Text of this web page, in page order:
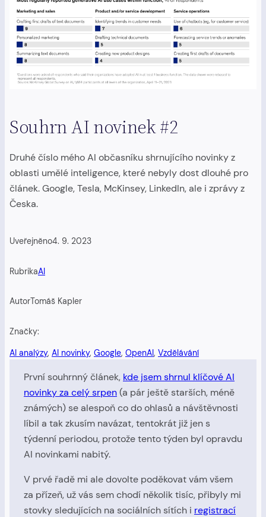
Souhrn AI novinek #2
Druhé číslo mého AI občasníku shrnujícího novinky z
oblasti umělé inteligence, které nebyly dost dlouhé pro
článek. Google, Tesla, McKinsey, LinkedIn, ale i zprávy z
Česka.
Uveřejněno4. 9. 2023
RubrikaAI
AutorTomáš Kapler
Značky:
AI analýzy, AI novinky, Google, OpenAI, Vzdělávání
První souhrnný článek, kde jsem shrnul klíčové AI
novinky za celý srpen(a pár ještě starších, méně
známých) se alespoň co do ohlasů a návštěvnosti
líbil a tak zkusím navázat, tentokrát již jen s
týdenní periodou, protože tento týden byl opravdu
AI novinkami nabitý.
V prvé řadě mi ale dovolte poděkovat vám všem
za přízeň, už vás sem chodí několik tisíc, přibyly mi
stovky sledujících na sociálních sítích i registrací